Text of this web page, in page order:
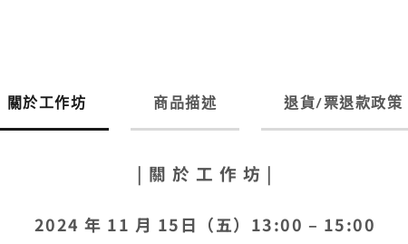
關於工作坊 商品描述 退貨/票退款政策
| 關 於 工 作 坊 |
2024 年 11 月 15日（五）13:00 – 15:00